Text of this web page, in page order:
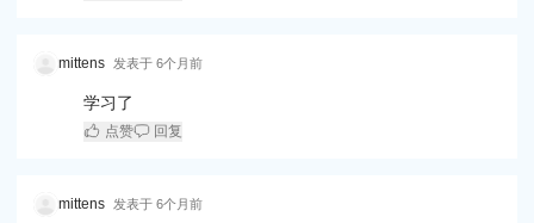
mittens 发表于 6个月前
学习了
点赞 回复
mittens 发表于 6个月前